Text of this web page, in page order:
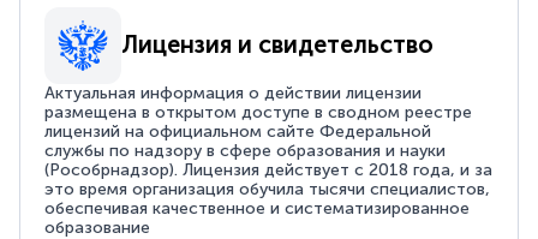
Лицензия и свидетельство
Актуальная информация о действии лицензии
размещена в открытом доступе в сводном реестре
лицензий на официальном сайте Федеральной
службы по надзору в сфере образования и науки
(Рособрнадзор). Лицензия действует с 2018 года, и за
это время организация обучила тысячи специалистов,
обеспечивая качественное и систематизированное
образование